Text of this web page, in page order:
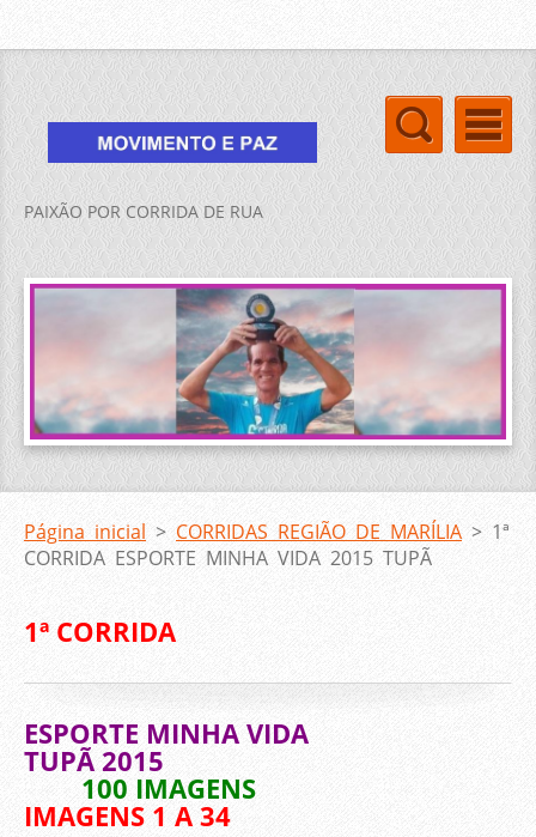
PAIXÃO POR CORRIDA DE RUA
Página inicial > CORRIDAS REGIÃO DE MARÍLIA > 1ª
CORRIDA ESPORTE MINHA VIDA 2015 TUPÃ
1ª CORRIDA
ESPORTE MINHA VIDA
TUPÃ 2015
100 IMAGENS
IMAGENS 1 A 34